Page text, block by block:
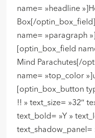
name= »headline
Box[/
name= »paragraph
[optin_box_field
Mind Parachutes[/
name= »top_color
[optin_box_button
!! » text_size= »32″
text_bold= »Y »
text_shadow_panel=